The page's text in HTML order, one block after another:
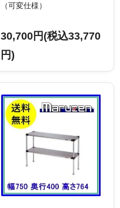
（可変仕様）
30,700円(税込33,770
円)